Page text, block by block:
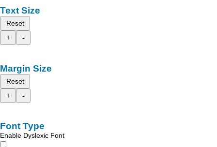
Text Size
Reset
+
-
Margin Size
Reset
+
-
Font Type
Enable Dyslexic Font